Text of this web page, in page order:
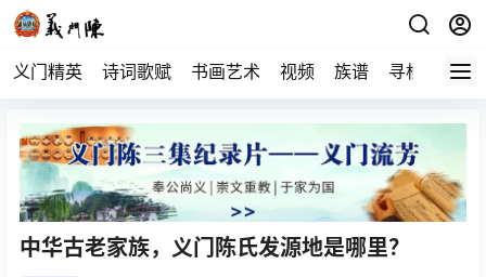
义门精英 诗词歌赋 书画艺术 视频 族谱 寻根
中华古老家族，义门陈氏发源地是哪里？